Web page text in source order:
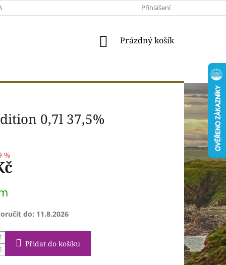
A VRÁCENÍ VŠEOBECNÉ OBCHODNÍ
Přihlášení
NÁKUPNÍ
Prázdný košík
0,7l 37,5%
%
do: 11.8.2026
Přidat do košíku